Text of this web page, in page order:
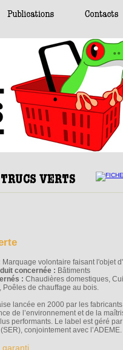
Marquage volontaire faisant l'objet
concernée : Bâtiments
: Chaudières domestiques,
Poêles de chauffage au bois.
lancée en 2000 par les
de l’environnement et de la
performants. Le label est géré
conjointement avec l’ADEME.